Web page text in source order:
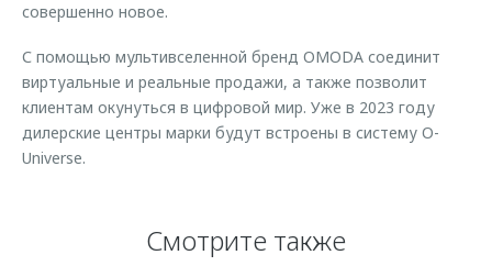
совершенно новое.
С помощью мультивселенной бренд OMODA соединит
виртуальные и реальные продажи, а также позволит
клиентам окунуться в цифровой мир. Уже в 2023 году
дилерские центры марки будут встроены в систему O-
Universe.
Смотрите также